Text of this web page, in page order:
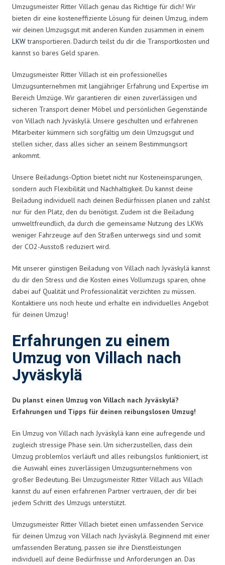
Umzugsmeister Ritter Villach genau das Richtige für dich! Wir
bieten dir eine kosteneffiziente Lösung für deinen Umzug, indem
wir deinen Umzugsgut mit anderen Kunden zusammen in einem
LKWtransportieren. Dadurch teilst du dir die Transportkosten und
kannst so bares Geld sparen.
Umzugsmeister Ritter Villach ist ein professionelles
Umzugsunternehmen mit langjähriger Erfahrung und Expertise im
Bereich Umzüge. Wir garantieren dir einen zuverlässigen und
sicheren Transport deiner Möbel und persönlichen Gegenstände
von Villach nach Jyväskylä. Unsere geschulten und erfahrenen
Mitarbeiter kümmern sich sorgfältig um dein Umzugsgut und
stellen sicher, dass alles sicher an seinem Bestimmungsort
ankommt.
Unsere Beiladungs-Option bietet nicht nur Kosteneinsparungen,
sondern auch Flexibilität und Nachhaltigkeit. Du kannst deine
Beiladung individuell nach deinen Bedürfnissen planen und zahlst
nur für den Platz, den du benötigst. Zudem ist die Beiladung
umweltfreundlich, da durch die gemeinsame Nutzung des LKWs
weniger Fahrzeuge auf den Straßen unterwegs sind und somit
der CO2-Ausstoß reduziert wird.
Mit unserer günstigen Beiladung von Villach nach Jyväskylä kannst
du dir den Stress und die Kosten eines Vollumzugs sparen, ohne
dabei auf Qualität und Professionalität verzichten zu müssen.
Kontaktiere uns noch heute und erhalte ein individuelles Angebot
für deinen Umzug!
Erfahrungen zu einem
Umzug von Villach nach
Jyväskylä
Du planst einen Umzug von Villach nach Jyväskylä?
Erfahrungen und Tipps für deinen reibungslosen Umzug!
Ein Umzug von Villach nach Jyväskylä kann eine aufregende und
zugleich stressige Phase sein. Um sicherzustellen, dass dein
Umzug problemlos verläuft und alles reibungslos funktioniert, ist
die Auswahl eines zuverlässigen Umzugsunternehmens von
großer Bedeutung. Bei Umzugsmeister Ritter Villach aus Villach
kannst du auf einen erfahrenen Partner vertrauen, der dir bei
jedem Schritt des Umzugs unterstützt.
Umzugsmeister Ritter Villach bietet einen umfassenden Service
für deinen Umzug von Villach nach Jyväskylä. Beginnend mit einer
umfassenden Beratung, passen sie ihre Dienstleistungen
individuell auf deine Bedürfnisse und Anforderungen an. Das